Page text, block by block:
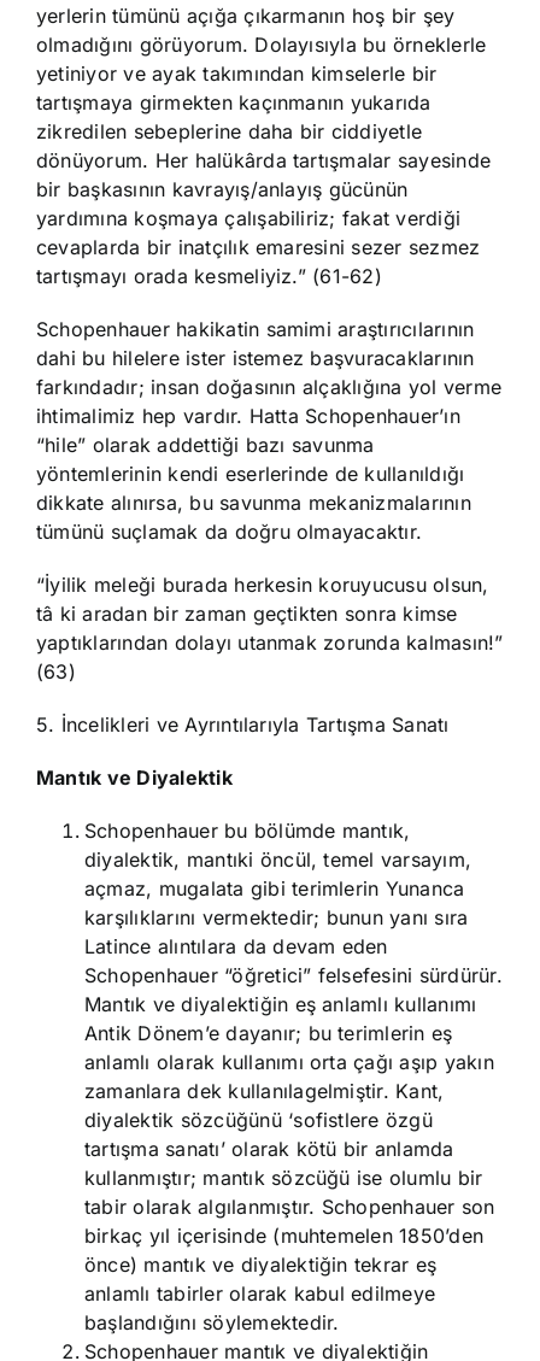
yerlerin tümünü açığa çıkarmanın hoş bir şey
olmadığını görüyorum. Dolayısıyla bu örneklerle
yetiniyor ve ayak takımından kimselerle bir
tartışmaya girmekten kaçınmanın yukarıda
zikredilen sebeplerine daha bir ciddiyetle
dönüyorum. Her halükârda tartışmalar sayesinde
bir başkasının kavrayış/anlayış gücünün
yardımına koşmaya çalışabiliriz; fakat verdiği
cevaplarda bir inatçılık emaresini sezer sezmez
tartışmayı orada kesmeliyiz.” (61-62)
Schopenhauer hakikatin samimi araştırıcılarının
dahi bu hilelere ister istemez başvuracaklarının
farkındadır; insan doğasının alçaklığına yol verme
ihtimalimiz hep vardır. Hatta Schopenhauer’ın
“hile” olarak addettiği bazı savunma
yöntemlerinin kendi eserlerinde de kullanıldığı
dikkate alınırsa, bu savunma mekanizmalarının
tümünü suçlamak da doğru olmayacaktır.
“İyilik meleği burada herkesin koruyucusu olsun,
tâ ki aradan bir zaman geçtikten sonra kimse
yaptıklarından dolayı utanmak zorunda kalmasın!”
(63)
5. İncelikleri ve Ayrıntılarıyla Tartışma Sanatı
Mantık ve Diyalektik
Schopenhauer bu bölümde mantık,
diyalektik, mantıki öncül, temel varsayım,
açmaz, mugalata gibi terimlerin Yunanca
karşılıklarını vermektedir; bunun yanı sıra
Latince alıntılara da devam eden
Schopenhauer “öğretici” felsefesini sürdürür.
Mantık ve diyalektiğin eş anlamlı kullanımı
Antik Dönem’e dayanır; bu terimlerin eş
anlamlı olarak kullanımı orta çağı aşıp yakın
zamanlara dek kullanılagelmiştir. Kant,
diyalektik sözcüğünü ‘sofistlere özgü
tartışma sanatı’ olarak kötü bir anlamda
kullanmıştır; mantık sözcüğü ise olumlu bir
tabir olarak algılanmıştır. Schopenhauer son
birkaç yıl içerisinde (muhtemelen 1850’den
önce) mantık ve diyalektiğin tekrar eş
anlamlı tabirler olarak kabul edilmeye
başlandığını söylemektedir.
Schopenhauer mantık ve diyalektiğin